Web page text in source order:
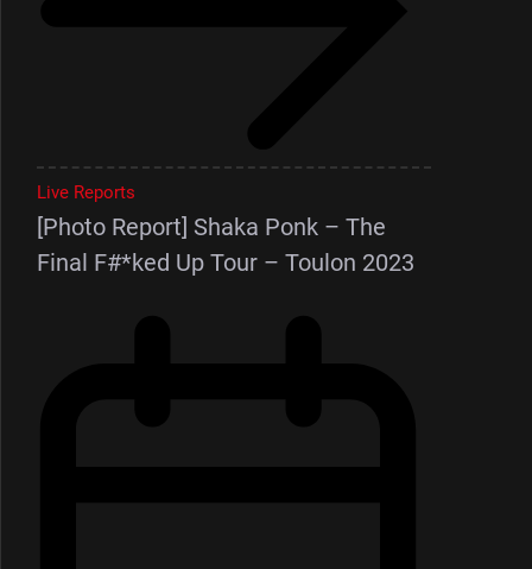
Live Reports
[Photo Report] Shaka Ponk – The
Final F#*ked Up Tour – Toulon 2023